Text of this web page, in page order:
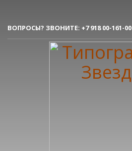
1 Вы делаете заявку.
Согласовываем макет.
Получаете готовый заказ!
ВОПРОСЫ? ЗВОНИТЕ: +7 918 00-161-00